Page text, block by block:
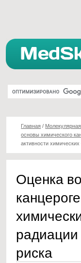
Главная /
основы химического
активности
Оценка
радиации
риска